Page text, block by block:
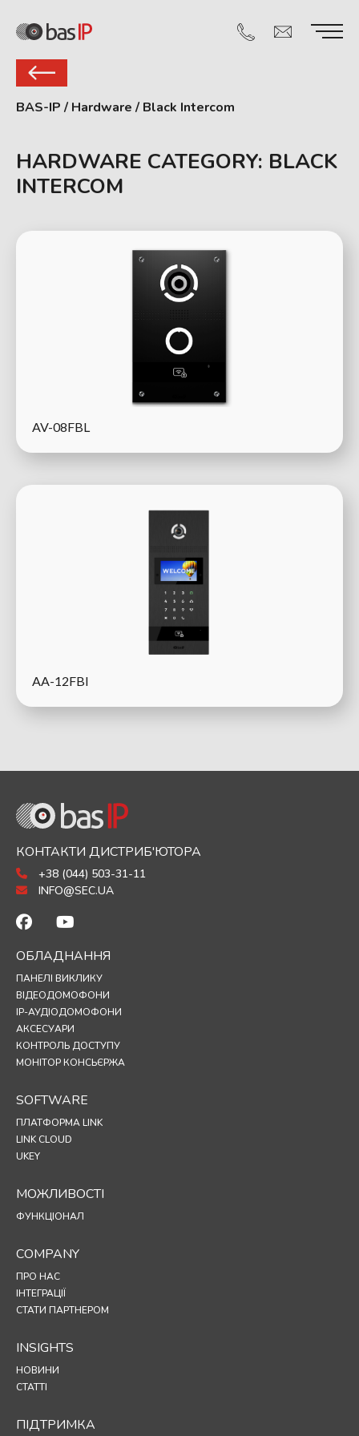
BAS-IP / Hardware / Black Intercom
HARDWARE CATEGORY: BLACK
INTERCOM
AV-08FBL
AA-12FBI
КОНТАКТИ ДИСТРИБ'ЮТОРА
+38 (044) 503-31-11
INFO@SEC.UA
ОБЛАДНАННЯ
ПАНЕЛІ ВИКЛИКУ
ВІДЕОДОМОФОНИ
IP-АУДІОДОМОФОНИ
АКСЕСУАРИ
КОНТРОЛЬ ДОСТУПУ
МОНІТОР КОНСЬЄРЖА
SOFTWARE
ПЛАТФОРМА LINK
LINK CLOUD
UKEY
МОЖЛИВОСТІ
ФУНКЦІОНАЛ
COMPANY
ПРО НАС
ІНТЕГРАЦІЇ
СТАТИ ПАРТНЕРОМ
INSIGHTS
НОВИНИ
СТАТТІ
ПІДТРИМКА